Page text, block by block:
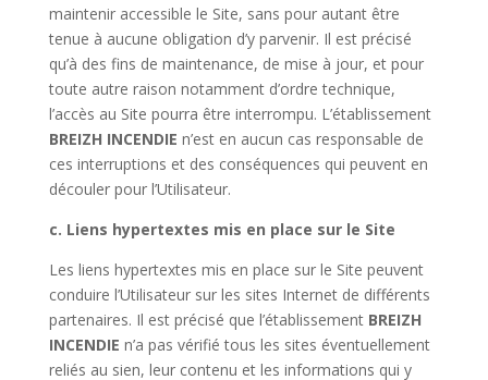
maintenir accessible le Site, sans pour autant être
tenue à aucune obligation d’y parvenir. Il est précisé
qu’à des fins de maintenance, de mise à jour, et pour
toute autre raison notamment d’ordre technique,
l’accès au Site pourra être interrompu. L’établissement
BREIZH INCENDIE n’est en aucun cas responsable de
ces interruptions et des conséquences qui peuvent en
découler pour l’Utilisateur.
c. Liens hypertextes mis en place sur le Site
Les liens hypertextes mis en place sur le Site peuvent
conduire l’Utilisateur sur les sites Internet de différents
partenaires. Il est précisé que l’établissement BREIZH
INCENDIE n’a pas vérifié tous les sites éventuellement
reliés au sien, leur contenu et les informations qui y